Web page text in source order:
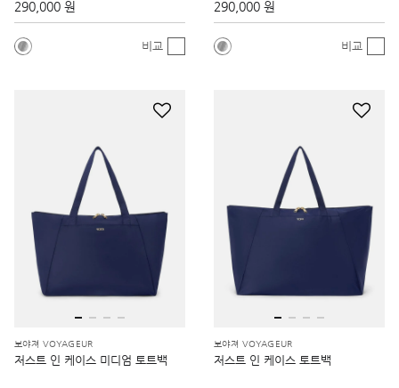
290,000 원
비교
290,000 원
비교
보야져 VOYAGEUR
저스트 인 케이스 미디엄 토트백
보야져 VOYAGEUR
저스트 인 케이스 토트백